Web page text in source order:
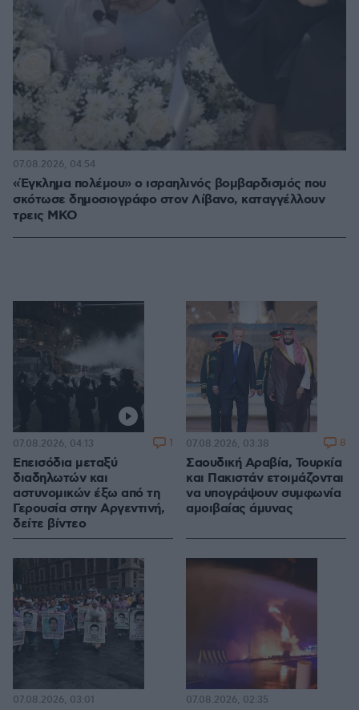
«Έγκλημα πολέμου» ο ισραηλινός βομβαρδισμός που
σκότωσε δημοσιογράφο στον Λίβανο, καταγγέλλουν
τρεις ΜΚΟ
07.08.2026, 04:54
Επεισόδια μεταξύ
διαδηλωτών και
αστυνομικών έξω από τη
Γερουσία στην Αργεντινή,
δείτε βίντεο
07.08.2026, 04:13 1
Σαουδική Αραβία, Τουρκία
και Πακιστάν ετοιμάζονται
να υπογράψουν συμφωνία
αμοιβαίας άμυνας
07.08.2026, 03:38 8
07.08.2026, 03:01 07.08.2026, 02:35